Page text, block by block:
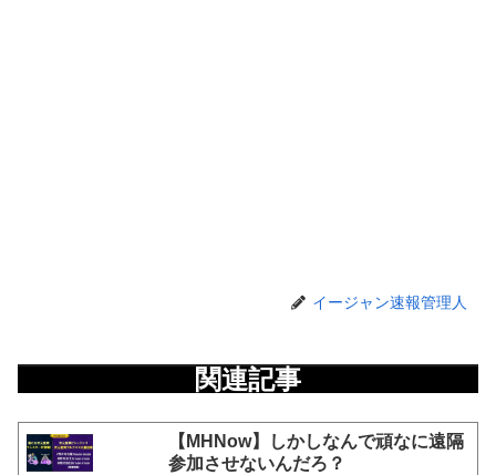
イージャン速報管理人
関連記事
【MHNow】しかしなんで頑なに遠隔
参加させないんだろ？